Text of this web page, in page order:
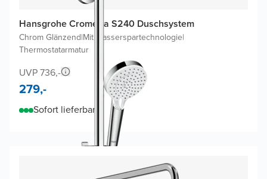
Hansgrohe Crometta S240 Duschsystem
Chrom Glänzend|Mit Wasserspartechnologie|
Thermostatarmatur
UVP 736,-
279,-
Sofort lieferbar